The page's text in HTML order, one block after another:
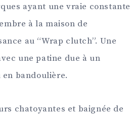
ayant une vraie constante
à la maison de
au “Wrap clutch”. Une
une patine due à un
bandoulière.
chatoyantes et baignée de